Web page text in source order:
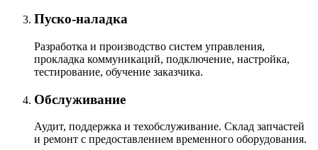
Пуско-наладка
Разработка и производство систем управления,
прокладка коммуникаций, подключение, настройка,
тестирование, обучение заказчика.
Обслуживание
Аудит, поддержка и техобслуживание. Склад запчастей
и ремонт с предоставлением временного оборудования.